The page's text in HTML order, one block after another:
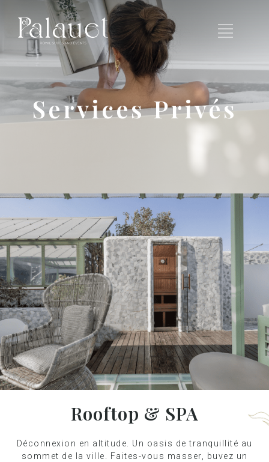
Services Privés
Rooftop & SPA
Déconnexion en altitude. Un oasis de tranquillité au
sommet de la ville. Faites-vous masser, buvez un